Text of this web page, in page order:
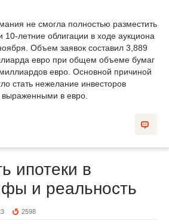
не смогла полностью разместить
10-летние облигации в ходе аукциона
Объем заявок составил 3,889
евро при общем объеме бумаг
евро. Основной причиной
стать нежелание инвесторов
выраженными в евро.
ипотеки в
и реальность
2598